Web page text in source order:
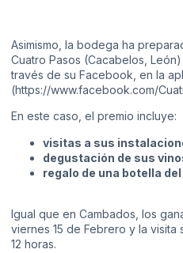
Asimismo, la bodega ha
Cuatro Pasos (Cacabelos,
través de su Facebook, en la
(https://www.facebook.com/
En este caso, el premio incluye:
visitas a sus
degustación de sus
regalo de una botella
Igual que en Cambados, los
viernes 15 de Febrero y la visita
12 horas.